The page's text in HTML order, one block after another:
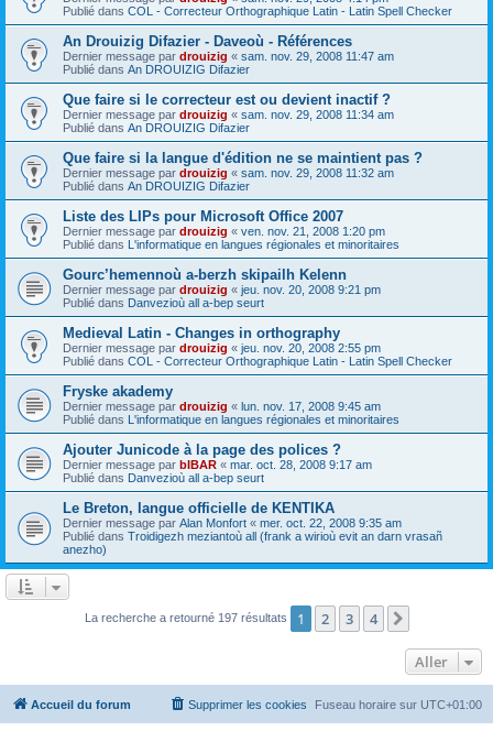
Publié dans COL - Correcteur Orthographique Latin - Latin Spell Checker
An Drouizig Difazier - Daveoù - Références
Dernier message par drouizig « sam. nov. 29, 2008 11:47 am
Publié dans An DROUIZIG Difazier
Que faire si le correcteur est ou devient inactif ?
Dernier message par drouizig « sam. nov. 29, 2008 11:34 am
Publié dans An DROUIZIG Difazier
Que faire si la langue d'édition ne se maintient pas ?
Dernier message par drouizig « sam. nov. 29, 2008 11:32 am
Publié dans An DROUIZIG Difazier
Liste des LIPs pour Microsoft Office 2007
Dernier message par drouizig « ven. nov. 21, 2008 1:20 pm
Publié dans L'informatique en langues régionales et minoritaires
Gourc’hemennoù a-berzh skipailh Kelenn
Dernier message par drouizig « jeu. nov. 20, 2008 9:21 pm
Publié dans Danvezioù all a-bep seurt
Medieval Latin - Changes in orthography
Dernier message par drouizig « jeu. nov. 20, 2008 2:55 pm
Publié dans COL - Correcteur Orthographique Latin - Latin Spell Checker
Fryske akademy
Dernier message par drouizig « lun. nov. 17, 2008 9:45 am
Publié dans L'informatique en langues régionales et minoritaires
Ajouter Junicode à la page des polices ?
Dernier message par bIBAR « mar. oct. 28, 2008 9:17 am
Publié dans Danvezioù all a-bep seurt
Le Breton, langue officielle de KENTIKA
Dernier message par Alan Monfort « mer. oct. 22, 2008 9:35 am
Publié dans Troidigezh meziantoù all (frank a wirioù evit an darn vrasañ
anezho)
La recherche a retourné 197 résultats 1 2 3 4
Aller
Accueil du forum Fuseau horaire sur UTC+01:00
Supprimer les cookies